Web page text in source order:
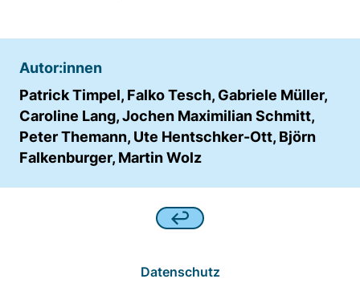
Autor:innen
Patrick Timpel, Falko Tesch, Gabriele Müller,
Caroline Lang, Jochen Maximilian Schmitt,
Peter Themann, Ute Hentschker-Ott, Björn
Falkenburger, Martin Wolz
Datenschutz
Anbieter:
Zweck:
Frontend Benutzer Identifizierung
Cookie Laufzeit:
Wir werten das Nutzerverhalten mit